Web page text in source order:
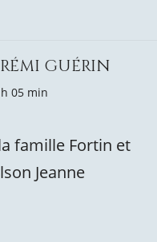
GUÉRIN
05 min
famille Fortin et
Jeanne